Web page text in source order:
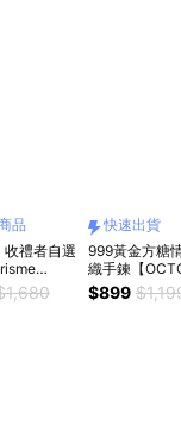
品
收禮者自選
墜手鍊
士 黑瑪
快速出貨
999黃金方糖
織手鍊【
16Th】開運
物 閨蜜禮物
$899